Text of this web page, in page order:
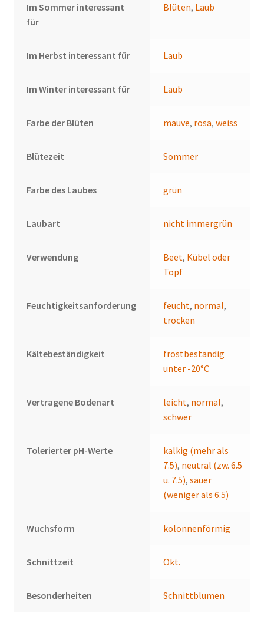
Im Sommer interessant
für
Blüten, Laub
Im Herbst interessant für Laub
Im Winter interessant für Laub
Farbe der Blüten mauve, rosa,weiss
Blütezeit Sommer
Farbe des Laubes grün
Laubart nicht immergrün
Verwendung Beet, Kübel oder
Topf
Feuchtigkeitsanforderung feucht, normal,
trocken
Kältebeständigkeit
frostbeständig
unter -20°C
Vertragene Bodenart leicht, normal,
schwer
Tolerierter pH-Werte
kalkig (mehr als
7.5), neutral (zw. 6.5
u. 7.5),sauer
(weniger als 6.5)
Wuchsform kolonnenförmig
Schnittzeit Okt.
Besonderheiten Schnittblumen